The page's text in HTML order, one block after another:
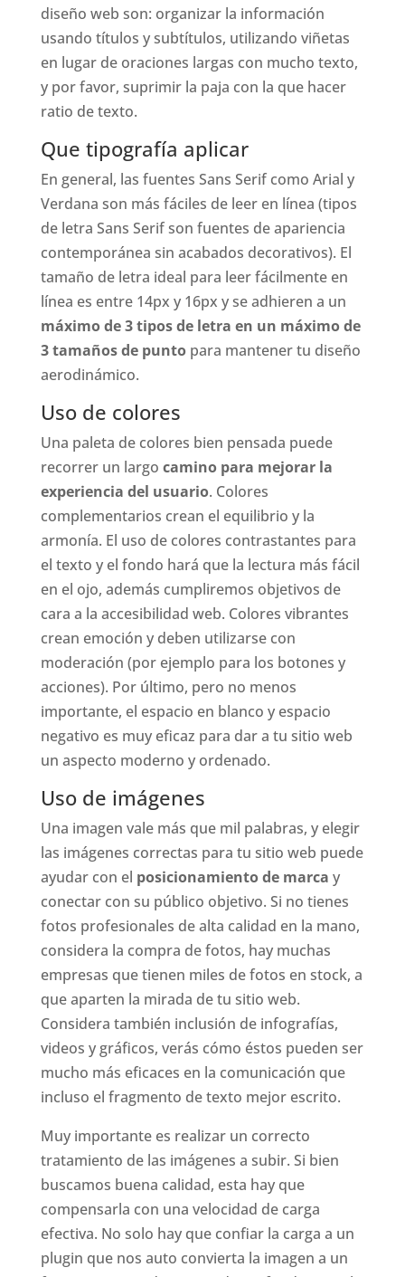
diseño web son: organizar la información
usando títulos y subtítulos, utilizando viñetas
en lugar de oraciones largas con mucho texto,
y por favor, suprimir la paja con la que hacer
ratio de texto.
Que tipografía aplicar
En general, las fuentes Sans Serif como Arial y
Verdana son más fáciles de leer en línea (tipos
de letra Sans Serif son fuentes de apariencia
contemporánea sin acabados decorativos). El
tamaño de letra ideal para leer fácilmente en
línea es entre 14px y 16px y se adhieren a un
máximo de 3 tipos de letra en un máximo de
3 tamaños de puntopara mantener tu diseño
aerodinámico.
Uso de colores
Una paleta de colores bien pensada puede
recorrer un largo camino para mejorar la
experiencia del usuario. Colores
complementarios crean el equilibrio y la
armonía. El uso de colores contrastantes para
el texto y el fondo hará que la lectura más fácil
en el ojo, además cumpliremos objetivos de
cara a la accesibilidad web. Colores vibrantes
crean emoción y deben utilizarse con
moderación (por ejemplo para los botones y
acciones). Por último, pero no menos
importante, el espacio en blanco y espacio
negativo es muy eficaz para dar a tu sitio web
un aspecto moderno y ordenado.
Uso de imágenes
Una imagen vale más que mil palabras, y elegir
las imágenes correctas para tu sitio web puede
ayudar con el posicionamiento de marca y
conectar con su público objetivo. Si no tienes
fotos profesionales de alta calidad en la mano,
considera la compra de fotos, hay muchas
empresas que tienen miles de fotos en stock, a
que aparten la mirada de tu sitio web.
Considera también inclusión de infografías,
videos y gráficos, verás cómo éstos pueden ser
mucho más eficaces en la comunicación que
incluso el fragmento de texto mejor escrito.
Muy importante es realizar un correcto
tratamiento de las imágenes a subir. Si bien
buscamos buena calidad, esta hay que
compensarla con una velocidad de carga
efectiva. No solo hay que confiar la carga a un
plugin que nos auto convierta la imagen a un